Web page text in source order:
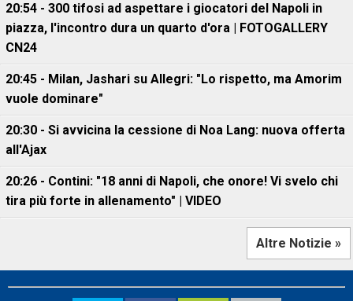
20:54 - 300 tifosi ad aspettare i giocatori del Napoli in
piazza, l'incontro dura un quarto d'ora | FOTOGALLERY
CN24
20:45 - Milan, Jashari su Allegri: "Lo rispetto, ma Amorim
vuole dominare"
20:30 - Si avvicina la cessione di Noa Lang: nuova offerta
all'Ajax
20:26 - Contini: "18 anni di Napoli, che onore! Vi svelo chi
tira più forte in allenamento" | VIDEO
Altre Notizie »